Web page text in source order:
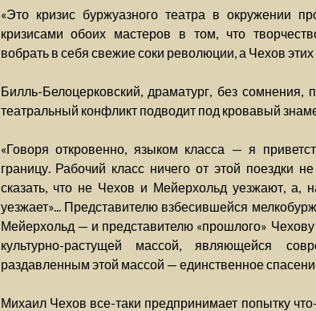
«Это кризис буржуазного театра в окружении
кризисами обоих мастеров в том, что
вобрать в себя свежие соки революции, а Чехов этих
Билль-Белоцерковский, драматург, без сомнения,
театральный конфликт подводит под кровавый
«Говоря откровенно, языком класса — я
границу. Рабочий класс ничего от этой поездки
сказать, что не Чехов и Мейерхольд уезжают, а,
уезжает»... Представителю взбесившейся
Мейерхольд — и представителю «прошлого»
культурно-растущей массой, являющейся
раздавленным этой массой — единственное
Михаил Чехов все-таки предпринимает попытку